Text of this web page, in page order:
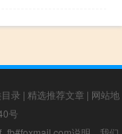
录 | 精选推荐文章 | 网站地
号